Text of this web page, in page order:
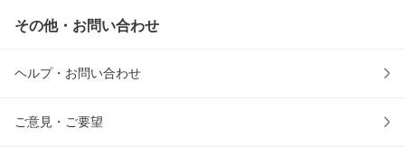
その他・お問い合わせ
ヘルプ・お問い合わせ
ご意見・ご要望